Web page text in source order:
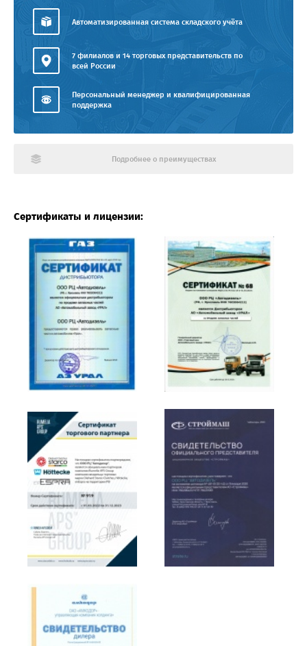
Автоматизированная система складского учёта
7 филиалов и 14 торговых представительств по
всей России
Персональный менеджер и квалифицированная
поддержка
Подробнее о преимуществах
Сертификаты и лицензии: